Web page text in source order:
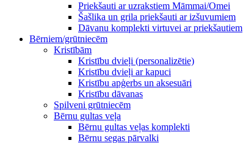
Priekšauti ar uzrakstiem Māmmai/Omei
Šašlika un grila priekšauti ar izšuvumiem
Dāvanu komplekti virtuvei ar priekšautiem
Bērniem/grūtniecēm
Kristībām
Kristību dvieļi (personalizētie)
Kristību dvieļi ar kapuci
Kristību apģerbs un aksesuāri
Kristību dāvanas
Spilveni grūtniecēm
Bērnu gultas veļa
Bērnu gultas veļas komplekti
Bērnu segas pārvalki